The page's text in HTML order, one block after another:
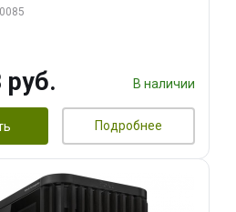
PROART OC
руб. В наличии
Подробнее